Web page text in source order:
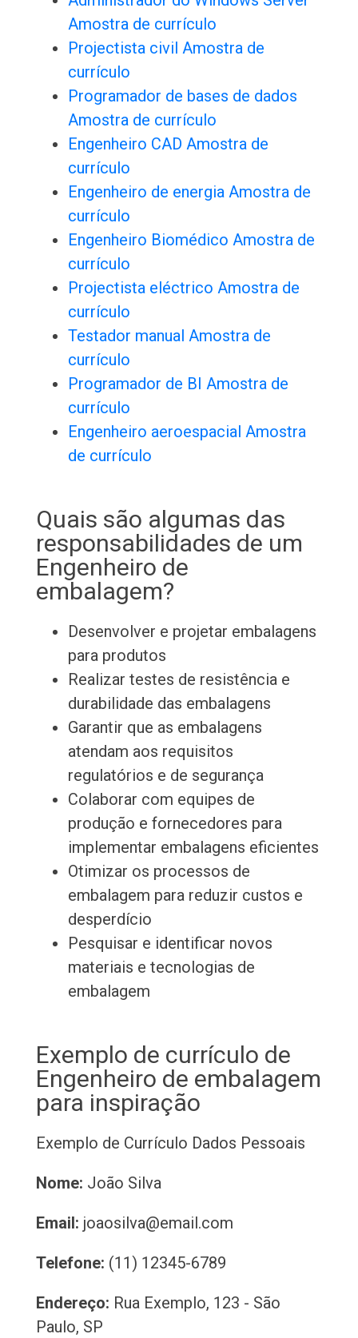
Amostra de currículo
Projectista civil Amostra de
currículo
Programador de bases de dados
Amostra de currículo
Engenheiro CAD Amostra de
currículo
Engenheiro de energia Amostra de
currículo
Engenheiro Biomédico Amostra de
currículo
Projectista eléctrico Amostra de
currículo
Testador manual Amostra de
currículo
Programador de BI Amostra de
currículo
Engenheiro aeroespacial Amostra
de currículo
Quais são algumas das
responsabilidades de um
Engenheiro de
embalagem?
Desenvolver e projetar embalagens
para produtos
Realizar testes de resistência e
durabilidade das embalagens
Garantir que as embalagens
atendam aos requisitos
regulatórios e de segurança
Colaborar com equipes de
produção e fornecedores para
implementar embalagens eficientes
Otimizar os processos de
embalagem para reduzir custos e
desperdício
Pesquisar e identificar novos
materiais e tecnologias de
embalagem
Exemplo de currículo de
Engenheiro de embalagem
para inspiração
Exemplo de Currículo Dados Pessoais
Nome: João Silva
Email: joaosilva@email.com
Telefone: (11) 12345-6789
Endereço: Rua Exemplo, 123 - São
Paulo, SP